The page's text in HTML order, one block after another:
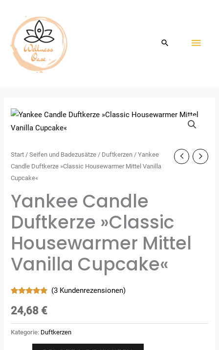
springen
Start /Seifen und Badezusätze / Duftkerzen / Yankee
Candle Duftkerze »Classic Housewarmer Mittel Vanilla
Cupcake«
Yankee Candle
Duftkerze »Classic
Housewarmer Mittel
Vanilla Cupcake«
mit 5.00
von 5,
basierend
auf
Kundenbewertungen
(3 Kundenrezensionen)
24,68 €
Kategorie: Duftkerzen